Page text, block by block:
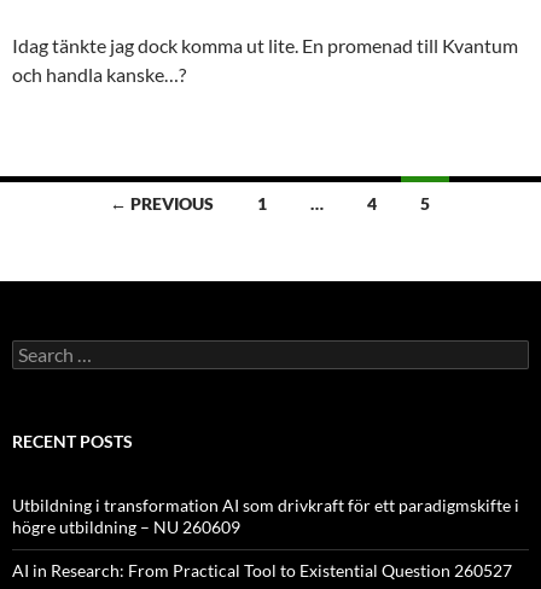
Idag tänkte jag dock komma ut lite. En promenad till Kvantum
och handla kanske…?
← PREVIOUS 1 … 4 5
Search
for:
RECENT POSTS
Utbildning i transformation AI som drivkraft för ett paradigmskifte i
högre utbildning – NU 260609
AI in Research: From Practical Tool to Existential Question 260527